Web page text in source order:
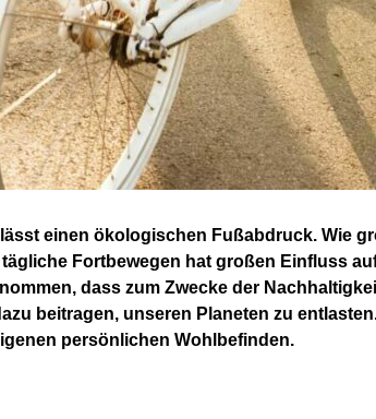
einen ökologischen Fußabdruck. Wie
Fortbewegen hat großen Einfluss
dass zum Zwecke der
beitragen, unseren Planeten zu
persönlichen Wohlbefinden.